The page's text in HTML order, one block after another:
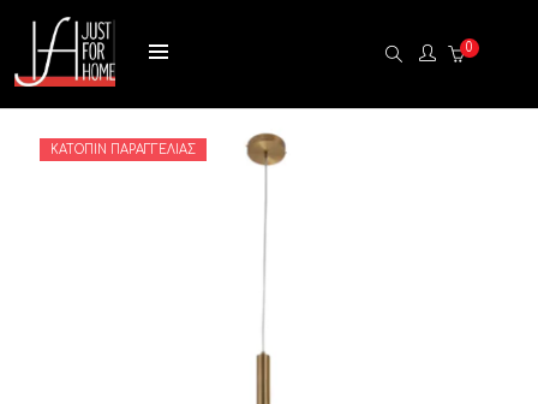
0
ΚΑΤΌΠΙΝ ΠΑΡΑΓΓΕΛΊΑΣ